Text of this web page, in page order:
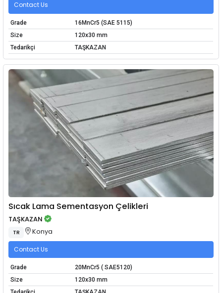
Contact Us
Grade
16MnCr5 (SAE 5115)
Size
120x30 mm
Tedarikçi
TAŞKAZAN
Sıcak Lama Sementasyon Çelikleri
TAŞKAZAN
TR Konya
Contact Us
Grade
20MnCr5 ( SAE5120)
Size
120x30 mm